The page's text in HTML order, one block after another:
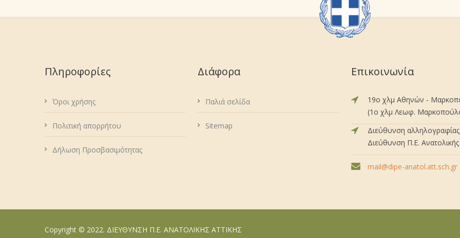
Πληροφορίες
Όροι χρήσης
Πολιτική απορρήτου
Δήλωση Προσβασιμότητας
Διάφορα
Παλιά σελίδα
Sitemap
Επικοινωνία
19ο χλμ Αθηνών -
(1ο χλμ Λεωφ.
Διεύθυνση
Διεύθυνση Π.Ε.
mail@dipe-anatol.att.sch.gr
Copyright © 2022. ΔΙΕΥΘΥΝΣΗ Π.Ε. ΑΝΑΤΟΛΙΚΗΣ ΑΤΤΙΚΗΣ